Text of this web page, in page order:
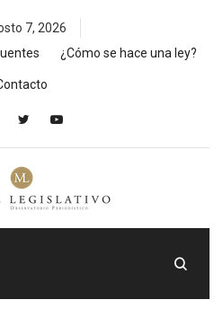
7, 2026
¿Cómo se hace una ley?